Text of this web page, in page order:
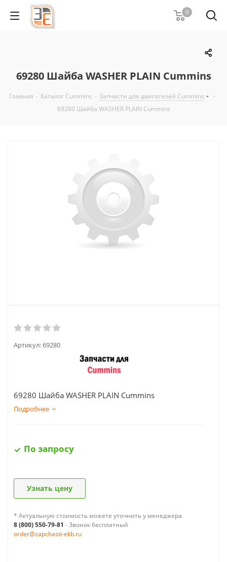
0
69280 Шайба WASHER PLAIN Cummins
Главная - Каталог Cummins - Запчасти для двигателей Cummins
-
69280 Шайба WASHER PLAIN Cummins
Артикул:69280
69280 Шайба WASHER PLAIN Cummins
Подробнее
По запросу
Узнать цену
* Актуальную стоимость можете уточнить у менеджера
8 (800) 550-79-81 - Звонок бесплатный
order@zapchasti-ekb.ru